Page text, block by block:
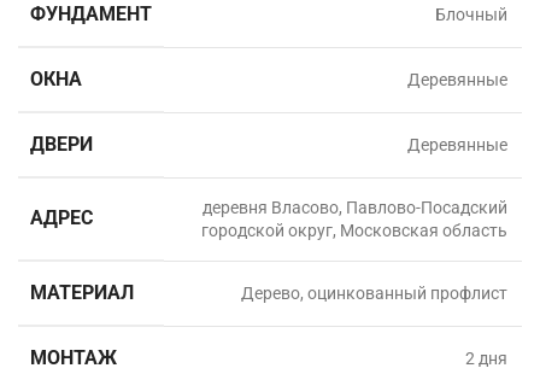
ФУНДАМЕНТ Блочный
ОКНА Деревянные
ДВЕРИ Деревянные
АДРЕС
деревня Власово, Павлово-Посадский
городской округ, Московская область
МАТЕРИАЛ Дерево, оцинкованный профлист
МОНТАЖ 2 дня